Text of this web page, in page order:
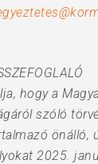
hogy a
szóló
önálló,
2025.